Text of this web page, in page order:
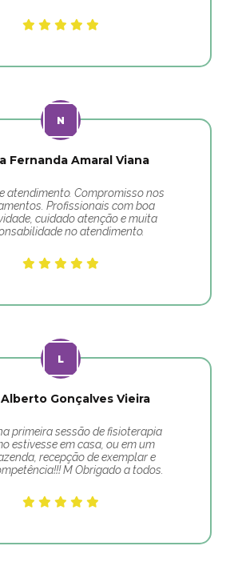
Fernanda Amaral Viana
atendimento. Compromisso nos
Profissionais com boa
cuidado atenção e muita
no atendimento.
Gonçalves Vieira
primeira sessão de fisioterapia
estivesse em casa, ou em um
recepção de exemplar e
M Obrigado a todos.